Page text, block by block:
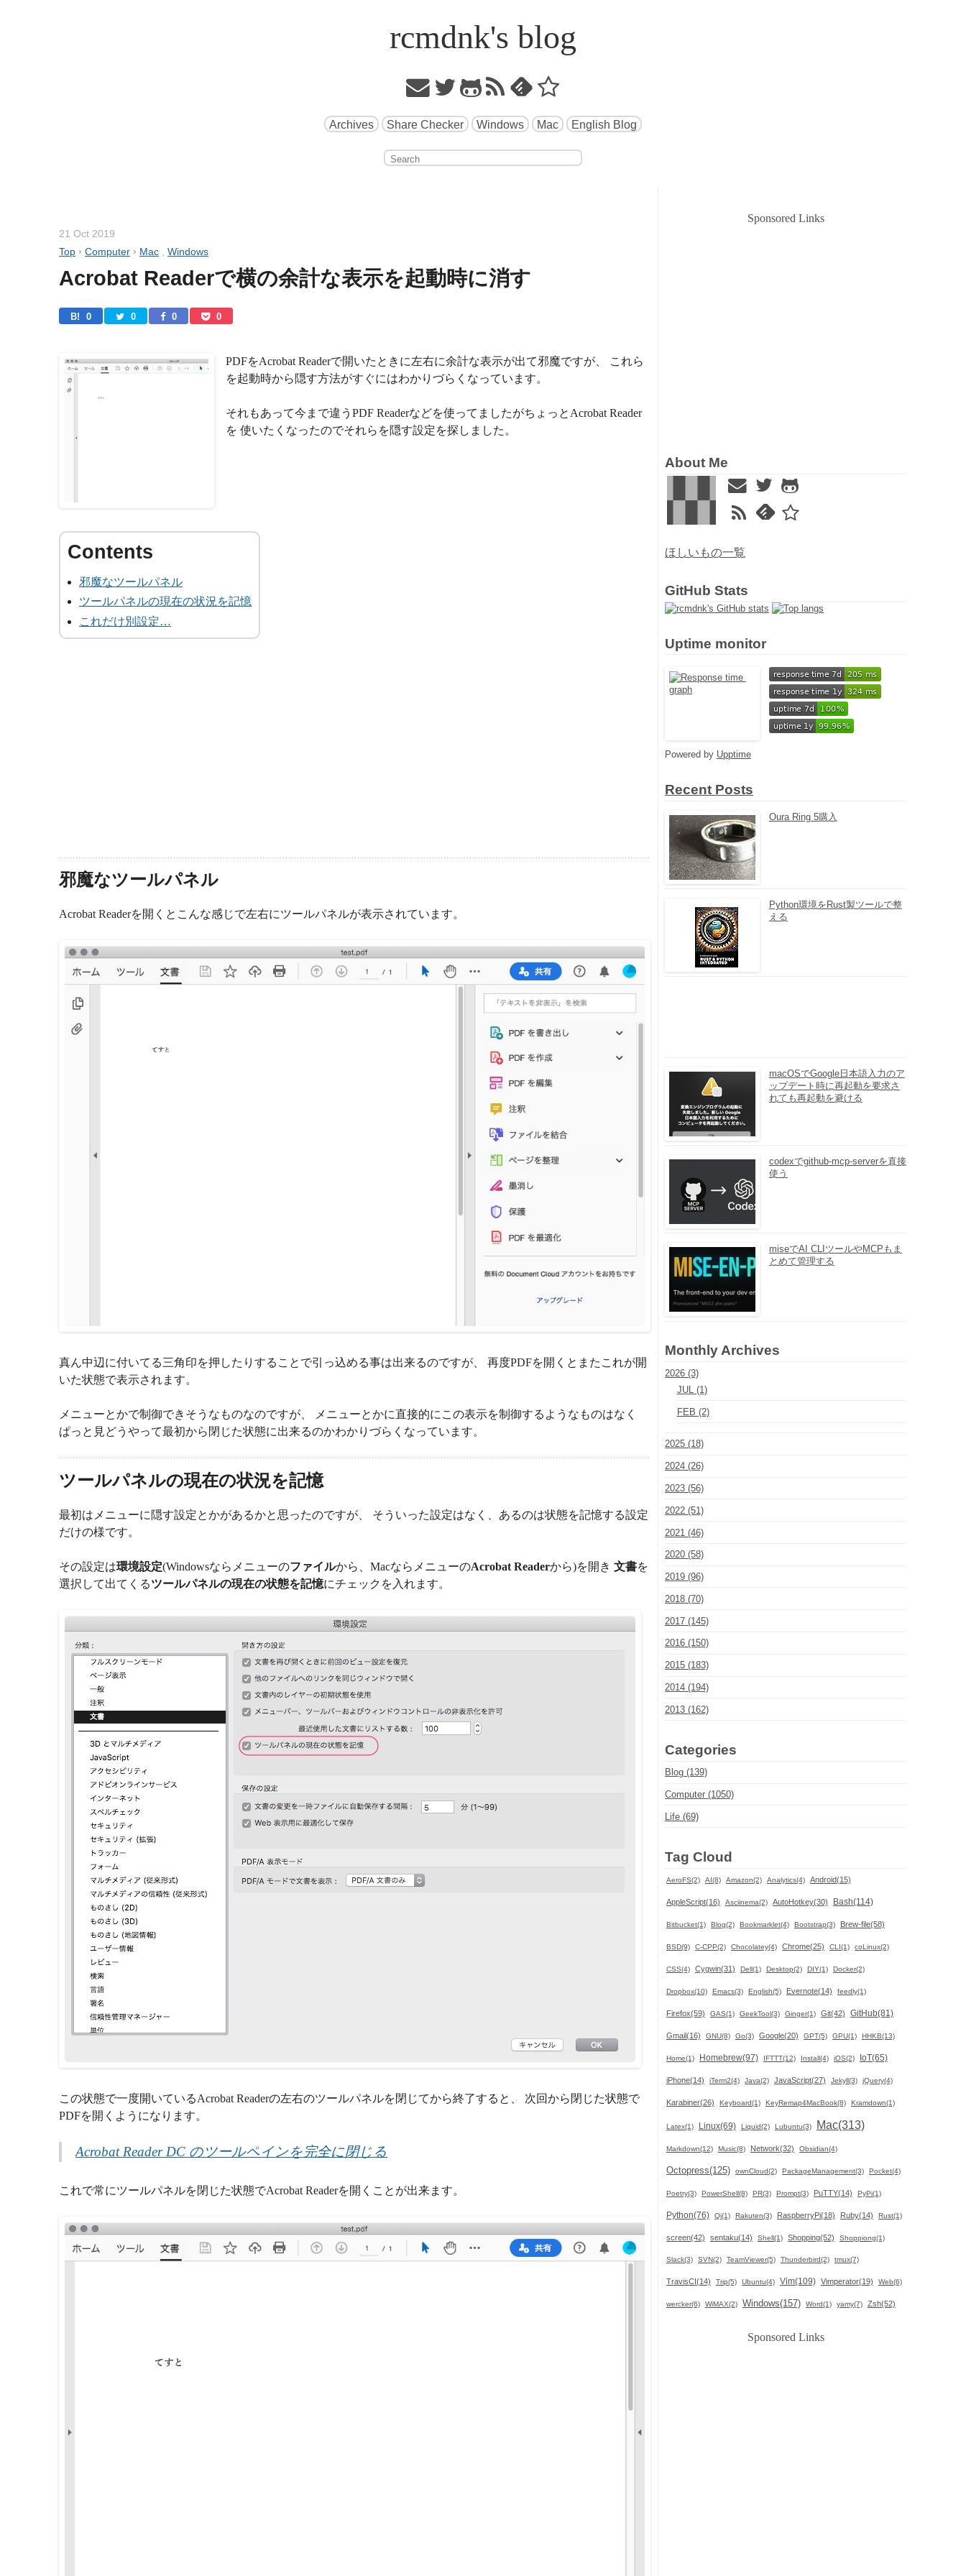
rcmdnk's blog
Archives Share Checker Windows Mac English Blog
21 Oct 2019
Top › Computer › Mac , Windows
Acrobat Readerで横の余計な表示を起動時に消す
B! 0 0 0 0
PDFをAcrobat Readerで開いたときに左右に余計な表示が出て邪魔ですが、 これら
を起動時から隠す方法がすぐにはわかりづらくなっています。
それもあって今まで違うPDF Readerなどを使ってましたがちょっとAcrobat Reader
を 使いたくなったのでそれらを隠す設定を探しました。
邪魔なツールパネル
ツールパネルの現在の状況を記憶
これだけ別設定…
邪魔なツールパネル
Acrobat Readerを開くとこんな感じで左右にツールパネルが表示されています。
真ん中辺に付いてる三角印を押したりすることで引っ込める事は出来るのですが、 再度PDFを開くとまたこれが開
いた状態で表示されます。
メニューとかで制御できそうなものなのですが、 メニューとかに直接的にこの表示を制御するようなものはなく
ぱっと見どうやって最初から閉じた状態に出来るのかわかりづらくなっています。
ツールパネルの現在の状況を記憶
最初はメニューに隠す設定とかがあるかと思ったのですが、 そういった設定はなく、あるのは状態を記憶する設定
だけの様です。
その設定は環境設定(Windowsならメニューのファイルから、MacならメニューのAcrobat Readerから)を開き 文書を
選択して出てくるツールパネルの現在の状態を記憶にチェックを入れます。
この状態で一度開いているAcrobat Readerの左右のツールパネルを閉じてから終了すると、 次回から閉じた状態で
PDFを開くようになります。
Acrobat Reader DC のツールペインを完全に閉じる
これで常にツールパネルを閉じた状態でAcrobat Readerを開くことが出来ます。
Sponsored Links
About Me
ほしいもの一覧
GitHub Stats
Uptime monitor
Powered by Upptime
Recent Posts
Oura Ring 5購入
Python環境をRust製ツールで整
える
macOSでGoogle日本語入力のア
ップデート時に再起動を要求さ
れても再起動を避ける
codexでgithub-mcp-serverを直接
使う
miseでAI CLIツールやMCPもま
とめて管理する
Monthly Archives
2026 (3)
JUL (1)
FEB (2)
2025 (18)
2024 (26)
2023 (56)
2022 (51)
2021 (46)
2020 (58)
2019 (96)
2018 (70)
2017 (145)
2016 (150)
2015 (183)
2014 (194)
2013 (162)
Categories
Blog (139)
Computer (1050)
Life (69)
Tag Cloud
AeroFS(2) AI(8) Amazon(2) Analytics(4) Android(15)
AppleScript(16) Asciinema(2) AutoHotkey(30) Bash(114)
Bitbucket(1) Blog(2) Bookmarklet(4) Bootstrap(3) Brew-file(58)
BSD(9) C-CPP(2) Chocolatey(4) Chrome(25) CLI(1) coLinux(2)
CSS(4) Cygwin(31) Dell(1) Desktop(2) DIY(1) Docker(2)
Dropbox(10) Emacs(3) English(5) Evernote(14) feedly(1)
Firefox(59) GAS(1) GeekTool(3) Ginger(1) Git(42) GitHub(81)
Gmail(16) GNU(8) Go(3) Google(20) GPT(5) GPU(1) HHKB(13)
Home(1) Homebrew(97) IFTTT(12) Install(4) iOS(2) IoT(65)
iPhone(14) iTerm2(4) Java(2) JavaScript(27) Jekyll(3) jQuery(4)
Karabiner(26) Keyboard(1) KeyRemap4MacBook(8) Kramdown(1)
Latex(1) Linux(69) Liquid(2) Lubuntu(3) Mac(313)
Markdown(12) Music(8) Network(32) Obsidian(4)
Octopress(125) ownCloud(2) PackageManagement(3) Pocket(4)
Poetry(3) PowerShell(8) PR(3) Prompt(3) PuTTY(14) PyPi(1)
Python(76) Qi(1) Rakuten(3) RaspberryPi(18) Ruby(14) Rust(1)
screen(42) sentaku(14) Shell(1) Shopping(52) Shoppiong(1)
Slack(3) SVN(2) TeamViewer(5) Thunderbird(2) tmux(7)
TravisCI(14) Trip(5) Ubuntu(4) Vim(109) Vimperator(19) Web(6)
wercker(6) WiMAX(2) Windows(157) Word(1) yamy(7) Zsh(52)
Sponsored Links